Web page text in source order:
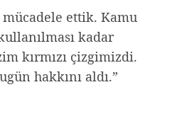
mücadele ettik. Kamu
kadar
kırmızı çizgimizdi.
hakkını aldı.”